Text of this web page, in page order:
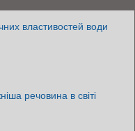
властивостей води
речовина в світі